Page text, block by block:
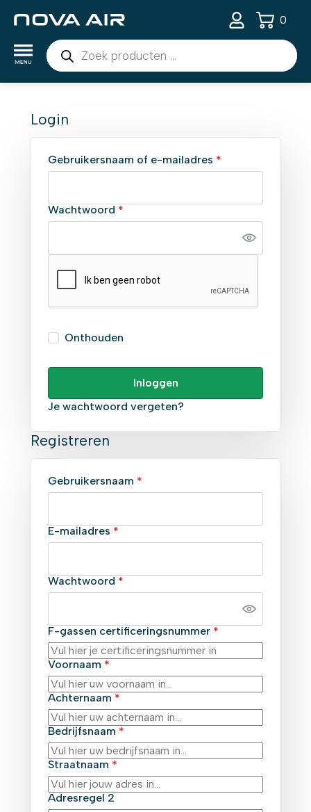
Producten
zoeken
0
Login
Gebruikersnaam of e-mailadres *
Wachtwoord *Vereist
Onthouden
Inloggen
Je wachtwoord vergeten?
Registreren
Gebruikersnaam *
E-mailadres *Vereist
Wachtwoord *Vereist
F-gassen certificeringsnummer *
Voornaam *
Achternaam *
Bedrijfsnaam *
Straatnaam *
Adresregel 2